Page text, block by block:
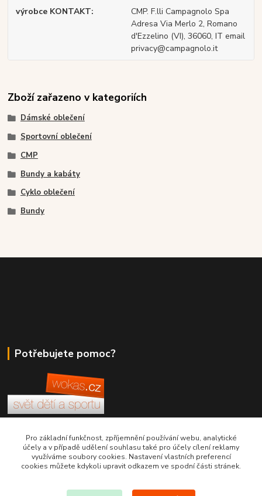
výrobce KONTAKT
CMP. F.lli Campagnolo Spa
Adresa Via Merlo 2, Romano
d'Ezzelino (VI), 36060, IT email
privacy@campagnolo.it
Zboží zařazeno v kategoriích
Dámské oblečení
Sportovní oblečení
CMP
Bundy a kabáty
Cyklo oblečení
Bundy
Potřebujete pomoc?
+420 380 830 198
wokas.online@yahoo.cz
Pro základní funkčnost, zpříjemnění používání webu, analytické
účely a v případě udělení souhlasu také pro účely cílení reklamy
využíváme soubory cookies. Nastavení vlastních preferencí
cookies můžete kdykoli upravit odkazem ve spodní části stránek.